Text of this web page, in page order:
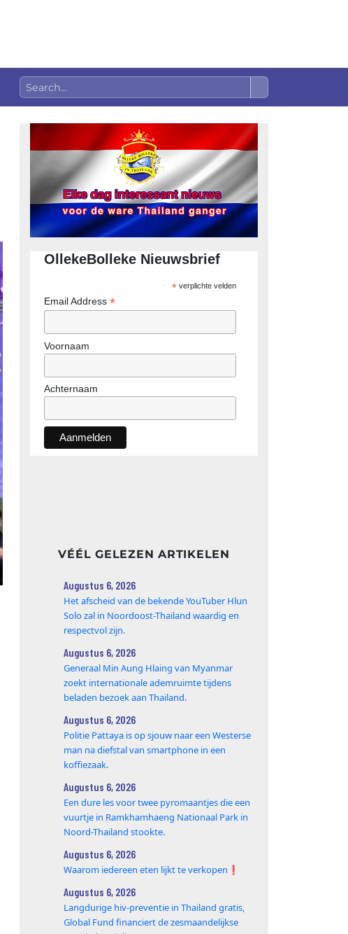
OllekeBolleke Nieuwsbrief
*verplichte velden
Email Address *
Voornaam
Achternaam
VÉÉL GELEZEN ARTIKELEN
Augustus 6, 2026
Het afscheid van de bekende YouTuber Hlun
Solo zal in Noordoost-Thailand waardig en
respectvol zijn.
Augustus 6, 2026
Generaal Min Aung Hlaing van Myanmar
zoekt internationale ademruimte tijdens
beladen bezoek aan Thailand.
Augustus 6, 2026
Politie Pattaya is op sjouw naar een Westerse
man na diefstal van smartphone in een
koffiezaak.
Augustus 6, 2026
Een dure les voor twee pyromaantjes die een
vuurtje in Ramkhamhaeng Nationaal Park in
Noord-Thailand stookte.
Augustus 6, 2026
Waarom iedereen eten lijkt te verkopen❗️
Augustus 6, 2026
Langdurige hiv-preventie in Thailand gratis,
Global Fund financiert de zesmaandelijkse